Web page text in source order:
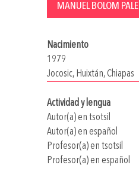
MANUEL BOLOM PALE
Nacimiento
1979
Jocosic, Huixtán, Chiapas
Actividad y lengua
Autor(a) en tsotsil
Autor(a) en español
Profesor(a) en tsotsil
Profesor(a) en español